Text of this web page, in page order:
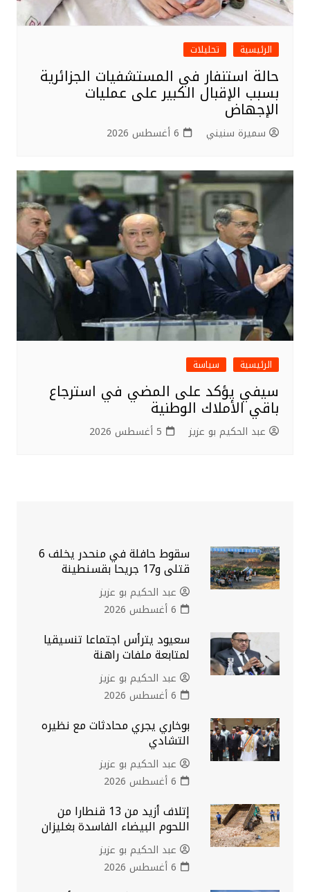
الرئيسية تحليلات
حالة استنفار في المستشفيات الجزائرية
بسبب الإقبال الكبير على عمليات
الإجهاض
سميرة سنيني 6 أغسطس 2026
الرئيسية سياسة
سيفي يؤكد على المضي في استرجاع
باقي الأملاك الوطنية
عبد الحكيم بو عزيز 5 أغسطس 2026
سقوط حافلة في منحدر يخلف 6
قتلى و17 جريحا بقسنطينة
عبد الحكيم بو عزيز
6 أغسطس 2026
سعيود يترأس اجتماعا تنسيقيا
لمتابعة ملفات راهنة
عبد الحكيم بو عزيز
6 أغسطس 2026
بوخاري يجري محادثات مع نظيره
التشادي
عبد الحكيم بو عزيز
6 أغسطس 2026
إتلاف أزيد من 13 قنطارا من
اللحوم البيضاء الفاسدة بغليزان
عبد الحكيم بو عزيز
6 أغسطس 2026